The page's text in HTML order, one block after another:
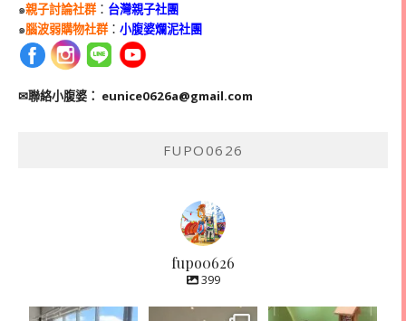
๑親子討論社群： 台灣親子社團
๑腦波弱購物社群： 小腹婆爛泥社團
✉聯絡小腹婆： eunice0626a@gmail.com
FUPO0626
fupo0626
399